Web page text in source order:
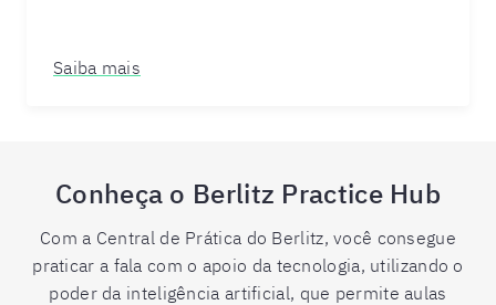
Saiba mais
Conheça o Berlitz Practice Hub
Com a Central de Prática do Berlitz, você consegue
praticar a fala com o apoio da tecnologia, utilizando o
poder da inteligência artificial, que permite aulas